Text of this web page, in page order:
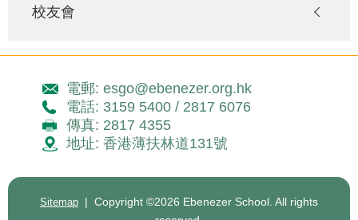
校友會
電郵: esgo@ebenezer.org.hk
電話: 3159 5400 / 2817 6076
傳真: 2817 4355
地址: 香港薄扶林道131號
Sitemap | Copyright ©2026 Ebenezer School. All rights